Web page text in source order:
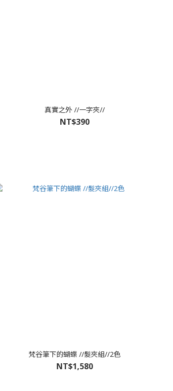
真實之外 //一字夾//
NT$390
梵谷筆下的蝴蝶 //髮夾組//2色
NT$1,580